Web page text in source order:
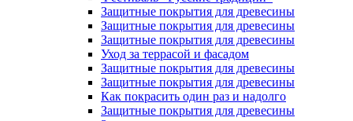
Защитные покрытия для древесины
Защитные покрытия для древесины
Защитные покрытия для древесины
Уход за террасой и фасадом
Защитные покрытия для древесины
Защитные покрытия для древесины
Как покрасить один раз и надолго
Защитные покрытия для древесины